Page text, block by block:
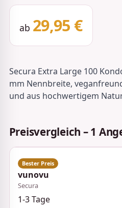
ab 29,95 €
Secura Extra Large 100
mm Nennbreite,
und aus hochwertigem
Preisvergleich – 1
vunovu
Secura
1-3 Tage